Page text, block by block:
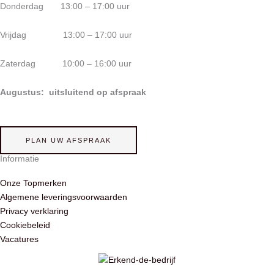
Donderdag 13:00 – 17:00 uur
Vrijdag 13:00 – 17:00 uur
Zaterdag 10:00 – 16:00 uur
Augustus: uitsluitend op afspraak
PLAN UW AFSPRAAK
Informatie
Onze Topmerken
Algemene leveringsvoorwaarden
Privacy verklaring
Cookiebeleid
Vacatures